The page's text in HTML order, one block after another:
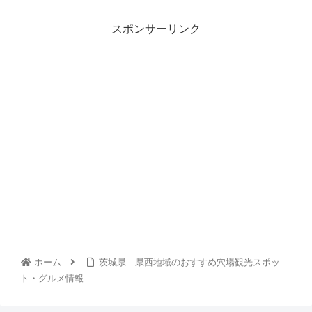
スポンサーリンク
ホーム
茨城県 県西地域のおすすめ穴場観光スポッ
ト・グルメ情報